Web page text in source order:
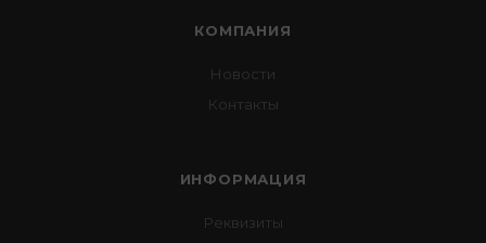
КОМПАНИЯ
Новости
Контакты
ИНФОРМАЦИЯ
Реквизиты